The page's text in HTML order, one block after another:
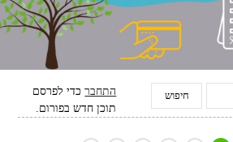
התחברכדי לפרסם
תוכן חדש בפורום.